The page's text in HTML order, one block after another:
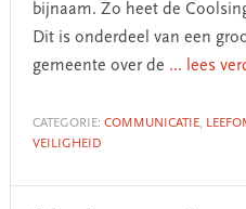
bijnaam. Zo heet de
Dit is onderdeel van een
gemeente over de ... lees
CATEGORIE: COMMUNICATIE,
VEILIGHEID